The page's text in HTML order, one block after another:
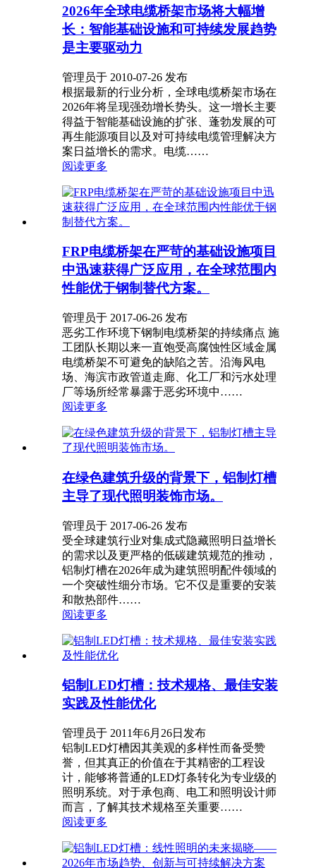
2026年全球电缆桥架市场将大幅增
长：智能基础设施和可持续发展趋势
是主要驱动力
管理员于 2010-07-26 发布
根据最新的行业分析，全球电缆桥架市场在
2026年将呈现强劲增长势头。这一增长主要
得益于智能基础设施的扩张、蓬勃发展的可
再生能源项目以及对可持续电缆管理解决方
案日益增长的需求。电缆……
阅读更多
FRP电缆桥架在严苛的基础设施项目
中迅速获得广泛应用，在全球范围内
性能优于钢制替代方案。
管理员于 2017-06-26 发布
恶劣工作环境下钢制电缆桥架的持续痛点 施
工团队长期以来一直饱受高腐蚀性区域金属
电缆桥架不可避免的缺陷之苦。沿海风电
场、海滨市政管道走廊、化工厂和污水处理
厂等场所经常暴露于恶劣环境中……
阅读更多
在绿色建筑升级的背景下，铝制灯槽
主导了现代照明装饰市场。
管理员于 2017-06-26 发布
受全球建筑行业对集成式隐藏照明日益增长
的需求以及更严格的低碳建筑规范的推动，
铝制灯槽在2026年成为建筑照明配件领域的
一个突破性细分市场。它不仅是重要的安装
和散热部件……
阅读更多
铝制LED灯槽：技术规格、最佳安装
实践及性能优化
管理员于 2011年6月26日发布
铝制LED灯槽因其美观的多样性而备受赞
誉，但其真正的价值在于其精密的工程设
计，能够将普通的LED灯条转化为专业级的
照明系统。对于承包商、电工和照明设计师
而言，了解其技术规格至关重要……
阅读更多